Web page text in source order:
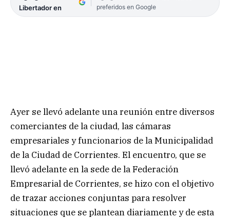
Libertador en
preferidos en Google
Ayer se llevó adelante una reunión entre diversos
comerciantes de la ciudad, las cámaras
empresariales y funcionarios de la Municipalidad
de la Ciudad de Corrientes. El encuentro, que se
llevó adelante en la sede de la Federación
Empresarial de Corrientes, se hizo con el objetivo
de trazar acciones conjuntas para resolver
situaciones que se plantean diariamente y de esta